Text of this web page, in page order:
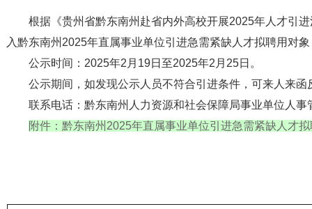
根据《贵州省黔东南州赴省内外高校开展2025年人才引
入黔东南州2025年直属事业单位引进急需紧缺人才拟聘用对
公示时间：2025年2月19日至2025年2月25日。
公示期间，如发现公示人员不符合引进条件，可来人来
联系电话：黔东南州人力资源和社会保障局事业单位人事
附件：黔东南州2025年直属事业单位引进急需紧缺人才